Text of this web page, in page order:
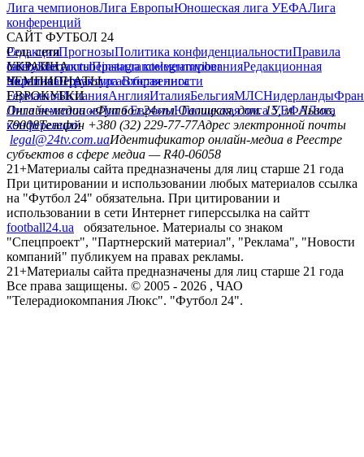
Лига чемпионовЛига ЕвропыЮношеская лига УЕФАЛига
конференций
САЙТ ФУТБОЛ 24
РедакцияПрогнозыПолитика конфиденциальностиПравила
сайтуКонтактыПравила комментированияРедакционная
политикаСтруктура собственности
Соц. сети
facebookxyoutubeinstagramtelegramviber
УКРАИНА
УкраинаПервая лигаВторая лига
ЧЕМПИОНАТЫ
ГерманияИспанияАнглияИталияБельгияМЛСНидерланды
ЕВРОКУБКИ
Лига чемпионовЛига ЕвропыЮношеская лига УЕФАЛига
конференций
Онлайн-медиа «Футбол 24»пл. Галицкая, дом. 15, м. Львов,
79008Телефон +380 (32) 229-77-77Адрес электронной почты
legal@24tv.com.uaИдентификатор онлайн-медиа в Реестре
субъектов в сфере медиа — R40-06058
21+Материалы сайта предназначены для лиц старше 21 года
При цитировании и использовании любых материалов ссылка
на "Футбол 24" обязательна. При цитировании и
использовании в сети Интернет гиперссылка на сайтт
football24.ua
обязательное. Материалы со знаком
"Спецпроект", "Партнерский материал", "Реклама", "Новости
компаний" публикуем на правах рекламы.
21+Материалы сайта предназначены для лиц старше 21 года
Все права защищены. © 2005 - 2026 , ЧАО
"Телерадиокомпания Люкс". "Футбол 24".